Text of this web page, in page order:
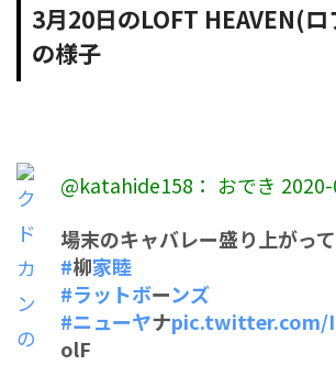
3月20日のLOFT HEAVEN(
の様子
@katahide158： おでき
場末のキャバレー盛り上がっ
#柳家睦
#ラットボーンズ
#ニューヤナpic.twitter.com/
olF